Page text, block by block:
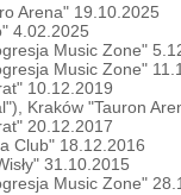
Arena" 19.10.2025
4.02.2025
Music Zone"
Music Zone"
10.12.2019
Kraków "Tauron
20.12.2017
Club" 18.12.2016
31.10.2015
Music Zone"